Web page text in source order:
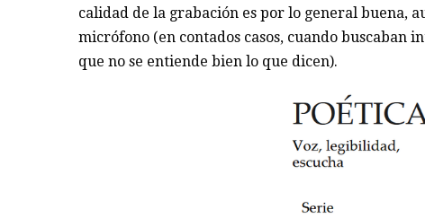
calidad de la grabación es por lo general buena,
micrófono (en contados casos, cuando buscaban
que no se entiende bien lo que dicen).